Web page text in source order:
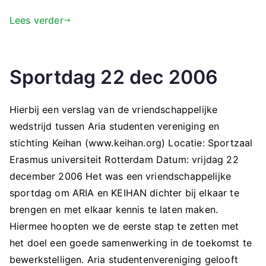
Lees verder
Sportdag 22 dec 2006
Hierbij een verslag van de vriendschappelijke
wedstrijd tussen Aria studenten vereniging en
stichting Keihan (www.keihan.org) Locatie: Sportzaal
Erasmus universiteit Rotterdam Datum: vrijdag 22
december 2006 Het was een vriendschappelijke
sportdag om ARIA en KEIHAN dichter bij elkaar te
brengen en met elkaar kennis te laten maken.
Hiermee hoopten we de eerste stap te zetten met
het doel een goede samenwerking in de toekomst te
bewerkstelligen. Aria studentenvereniging gelooft